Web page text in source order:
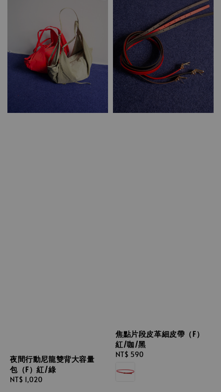
夜間行動尼龍雙背大容量
包（F）紅/綠
Regular
NT$ 1,020
焦點片段皮革細皮帶（F）
紅/咖/黑
Regular
NT$ 590